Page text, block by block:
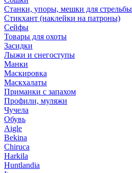
Станки, упоры, мешки для стрельбы
Стикхант (наклейки на патроны)
Сейфы
Товары для охоты
Засидки
Лыжи и снегоступы
Манки
Маскировка
Маскхалаты
Приманки с запахом
Профили, муляжи
Чучела
Обувь
Aigle
Bekina
Chiruсa
Harkila
Huntlandia